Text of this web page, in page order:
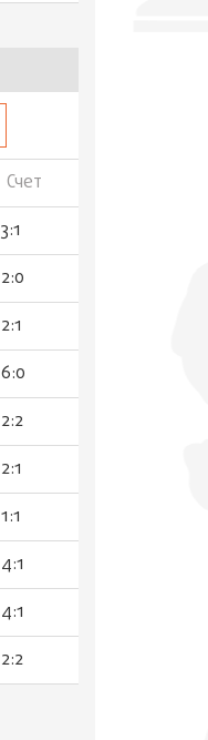
Счет
3:1
2:0
2:1
6:0
2:2
2:1
1:1
4:1
4:1
2:2